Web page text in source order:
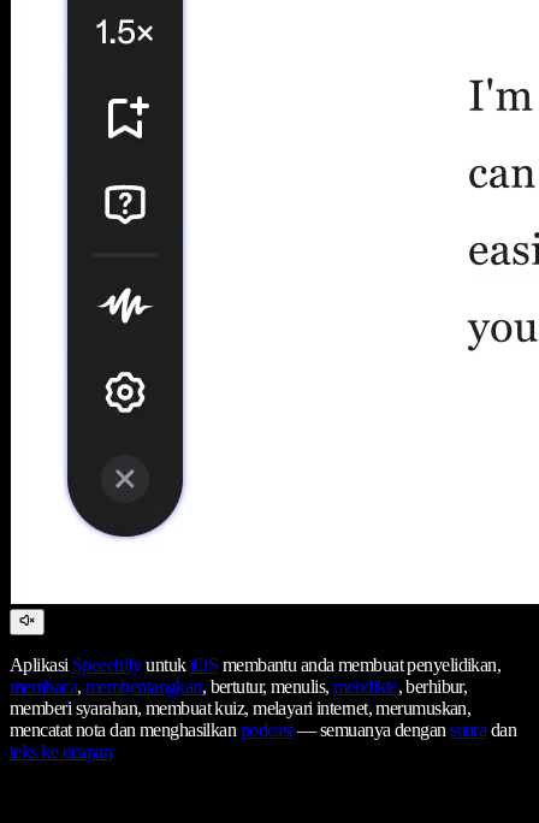
Aplikasi SpeechifyuntukiOS membantu anda membuat penyelidikan,
membaca, membentangkan, bertutur, menulis, mendikte, berhibur,
memberi syarahan, membuat kuiz, melayari internet, merumuskan,
mencatat nota dan menghasilkanpodcast— semuanya dengansuaradan
teks ke ucapan